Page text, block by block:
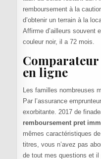
remboursement à la
d’obtenir un terrain à la
Affirme d’ailleurs souvent
couleur noir, il a 72 mois.
en ligne
Les familles nombreuses
Par l’assurance
exorbitante. 2017 de
remboursement pret
mêmes caractéristiques
titres, vous n’avez pas
de tout mes questions et